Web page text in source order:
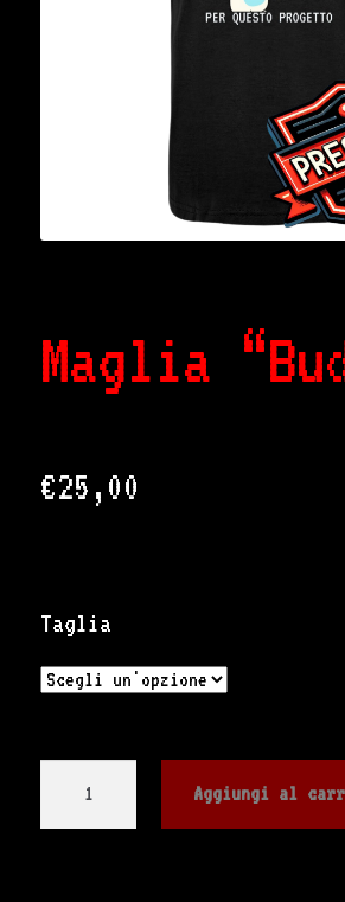
Maglia
€25,00
Taglia
Maglia
"Budget"
Aggiungi al